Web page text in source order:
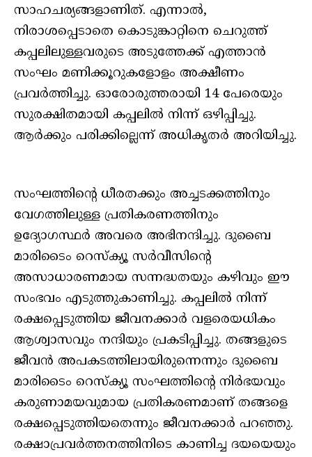
സാഹചര്യങ്ങളാണിത്. എന്നാല്‍,
നിരാശപ്പെടാതെ കൊടുങ്കാറ്റിനെ ചെറുത്ത്
കപ്പലിലുള്ളവരുടെ അടുത്തേക്ക് എത്താന്‍
സംഘം മണിക്കൂറുകളോളം അക്ഷീണം
പ്രവര്‍ത്തിച്ചു. ഓരോരുത്തരായി 14 പേരെയും
സുരക്ഷിതമായി കപ്പലില്‍ നിന്ന് ഒഴിപ്പിച്ചു.
ആര്‍ക്കും പരിക്കില്ലെന്ന് അധികൃതര്‍ അറിയിച്ചു.
സംഘത്തിന്റെ ധീരതക്കും അച്ചടക്കത്തിനും
വേഗത്തിലുള്ള പ്രതികരണത്തിനും
ഉദ്യോഗസ്ഥര്‍ അവരെ അഭിനന്ദിച്ചു. ദുബൈ
മാരിടൈം റെസ്‌ക്യൂ സര്‍വീസിന്റെ
അസാധാരണമായ സന്നദ്ധതയും കഴിവും ഈ
സംഭവം എടുത്തുകാണിച്ചു. കപ്പലില്‍ നിന്ന്
രക്ഷപ്പെടുത്തിയ ജീവനക്കാര്‍ വളരെയധികം
ആശ്വാസവും നന്ദിയും പ്രകടിപ്പിച്ചു. തങ്ങളുടെ
ജീവന്‍ അപകടത്തിലായിരുന്നെന്നും ദുബൈ
മാരിടൈം റെസ്‌ക്യൂ സംഘത്തിന്റെ നിര്‍ഭയവും
കരുണാമയവുമായ പ്രതികരണമാണ് തങ്ങളെ
രക്ഷപ്പെടുത്തിയതെന്നും ജീവനക്കാര്‍ പറഞ്ഞു.
രക്ഷാപ്രവര്‍ത്തനത്തിനിടെ കാണിച്ച ദയയെയും